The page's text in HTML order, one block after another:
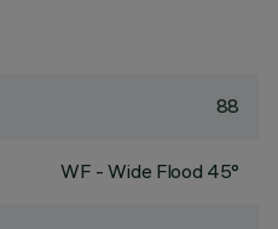
88
WF - Wide Flood 45°